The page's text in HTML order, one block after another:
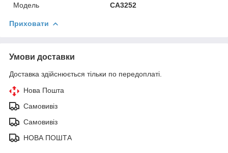
Модель
CA3252
Приховати
Умови доставки
Доставка здійснюється тільки по передоплаті.
Нова Пошта
Самовивіз
Самовивіз
НОВА ПОШТА